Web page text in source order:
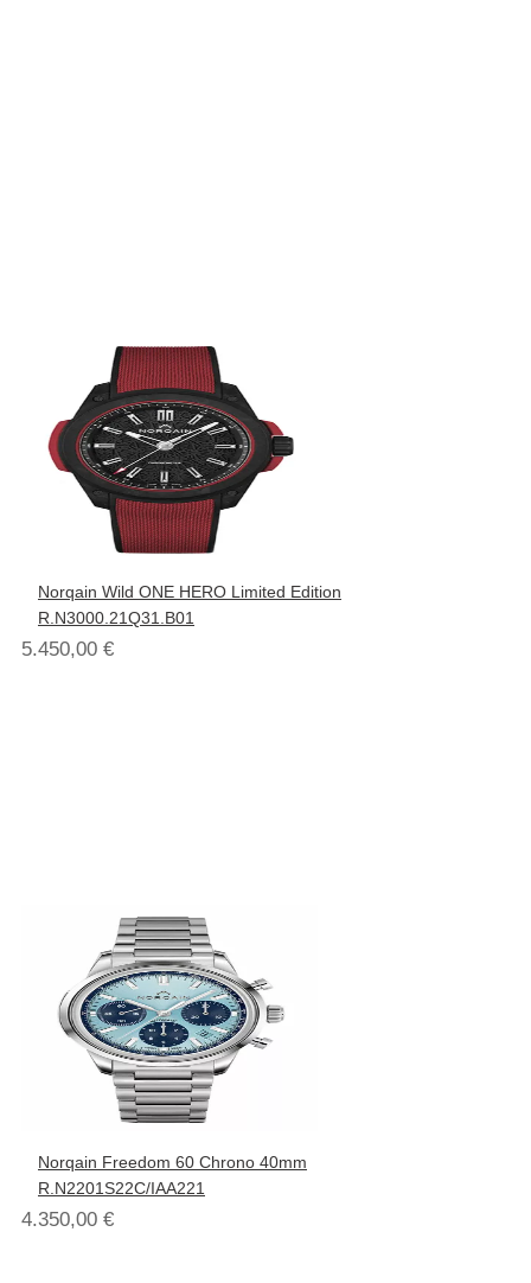
Norqain Wild ONE HERO Limited Edition
R.N3000.21Q31.B01
5.450,00 €
Norqain Freedom 60 Chrono 40mm
R.N2201S22C/IAA221
4.350,00 €